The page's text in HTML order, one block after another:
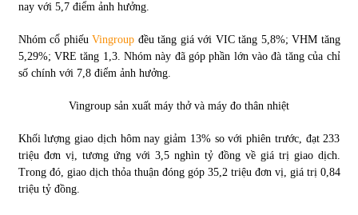
nay với 5,7 điểm ảnh hưởng.
Nhóm cổ phiếu Vingroup đều tăng giá với VIC tăng 5,8%; VHM tăng
5,29%; VRE tăng 1,3. Nhóm này đã góp phần lớn vào đà tăng của chỉ
số chính với 7,8 điểm ảnh hưởng.
Vingroup sản xuất máy thở và máy đo thân nhiệt
Khối lượng giao dịch hôm nay giảm 13% so với phiên trước, đạt 233
triệu đơn vị, tương ứng với 3,5 nghìn tỷ đồng về giá trị giao dịch.
Trong đó, giao dịch thỏa thuận đóng góp 35,2 triệu đơn vị, giá trị 0,84
triệu tỷ đồng.